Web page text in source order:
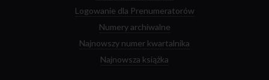
Logowanie dla Prenumeratorów
Numery archiwalne
Najnowszy numer kwartalnika
Najnowsza książka